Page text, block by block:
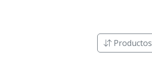
Productos